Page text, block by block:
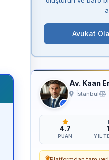
Avukat
Av. Kaan
İstanbul
4.7
PUAN YIL